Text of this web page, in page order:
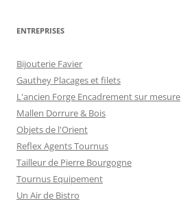
ENTREPRISES
Bijouterie Favier
Gauthey Placages et filets
L'ancien Forge Encadrement sur mesure
Mallen Dorrure & Bois
Objets de l'Orient
Reflex Agents Tournus
Tailleur de Pierre Bourgogne
Tournus Equipement
Un Air de Bistro